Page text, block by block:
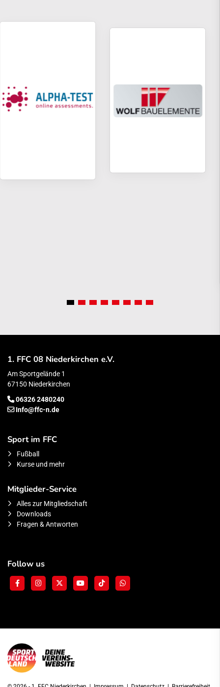
1. FFC 08 Niederkirchen e.V.
Am Sportgelände 1
67150 Niederkirchen
06326 2480240
Info@ffc-n.de
Sport im FFC
Fußball
Kurse und mehr
Mitglieder-Service
Alles zur Mitgliedschaft
Downloads
Fragen & Antworten
Follow us